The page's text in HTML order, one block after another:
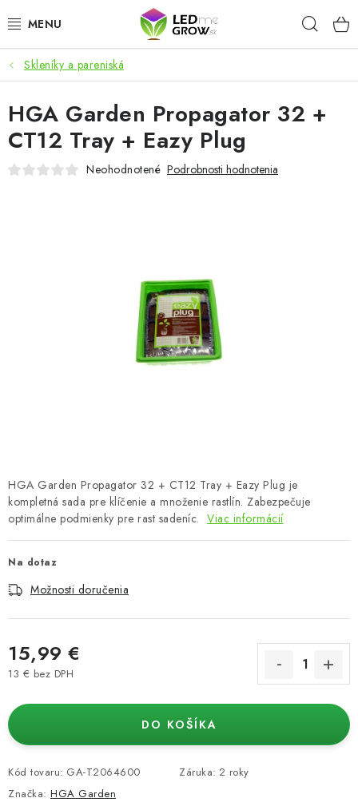
na
AKCIE
LED OSVETLENIE PRE RASTLINY
PESTOVATEĽSKÉ POTREBY
O nákupu
Blog
Predávané značky
Podmienky o ochrane osobných údajov
Skleníky a pareniská
HGA Garden Propagator 32 + CT12 Tray + Eazy Plug je
kompletná sada pre klíčenie a množenie rastlín. Zabezpečuje
optimálne podmienky pre rast sadeníc. Viac informácií
Na dotaz
Možnosti doručenia
15,99 €
13 € bez DPH
DO KOŠÍKA
Kód tovaru: GA-T2064600 Záruka: 2 roky
Značka: HGA Garden
HGA Garden Propagator 32 +
CT12 Tray + Eazy Plug
Neohodnotené Podrobnosti hodnotenia